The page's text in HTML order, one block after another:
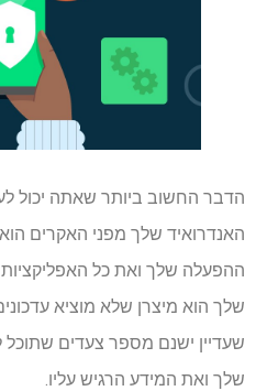
הדבר החשוב ביותר שאתה יכול
האנדרואיד שלך מפני האקרים
ההפעלה שלך ואת כל
שלך הוא מיצרן שלא מוציא
שעדיין ישנם מספר צעדים
שלך ואת המידע הרגיש עליו.